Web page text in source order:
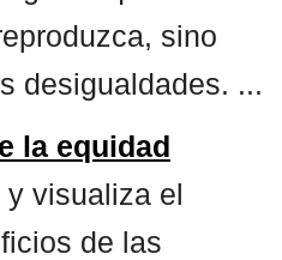
sino
desigualdades. ...
la equidad
visualiza el
de las